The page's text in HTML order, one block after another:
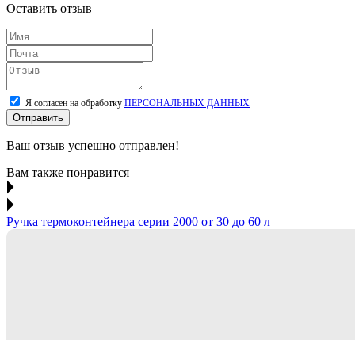
Оставить отзыв
Я согласен на обработку ПЕРСОНАЛЬНЫХ ДАННЫХ
Отправить
Ваш отзыв успешно отправлен!
Вам также понравится
Ручка термоконтейнера серии 2000 от 30 до 60 л